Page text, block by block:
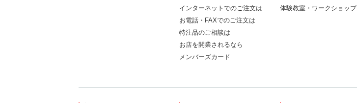
インターネットでのご注文は
お電話・FAXでのご注文は
特注品のご相談は
お店を開業されるなら
メンバーズカード
体験教室・ワークショップ